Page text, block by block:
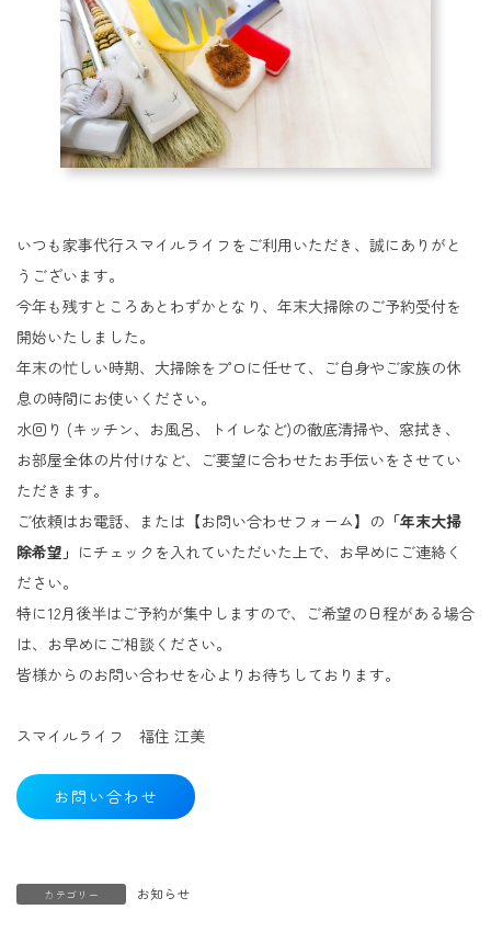
いつも家事代行スマイルライフをご利用いただき、誠にありがと
うございます。
今年も残すところあとわずかとなり、年末大掃除のご予約受付を
開始いたしました。
年末の忙しい時期、大掃除をプロに任せて、ご自身やご家族の休
息の時間にお使いください。
水回り (キッチン、お風呂、トイレなど)の徹底清掃や、窓拭き、
お部屋全体の片付けなど、ご要望に合わせたお手伝いをさせてい
ただきます。
ご依頼はお電話、または【お問い合わせフォーム】の 「年末大掃
除希望」 にチェックを入れていただいた上で、お早めにご連絡く
ださい。
特に12月後半はご予約が集中しますので、ご希望の日程がある場合
は、お早めにご相談ください。
​皆様からのお問い合わせを心よりお待ちしております。
スマイルライフ 福住 江美
お問い合わせ
カテゴリー お知らせ